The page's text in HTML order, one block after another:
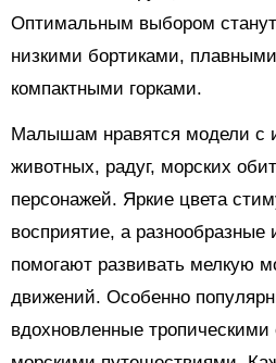
Оптимальным выбором
низкими бортиками,
компактными горками.
Малышам нравятся модели с
животных, радуг, морских
персонажей. Яркие цвета
восприятие, а разнообразные
помогают развивать мелкую
движений. Особенно
вдохновленные